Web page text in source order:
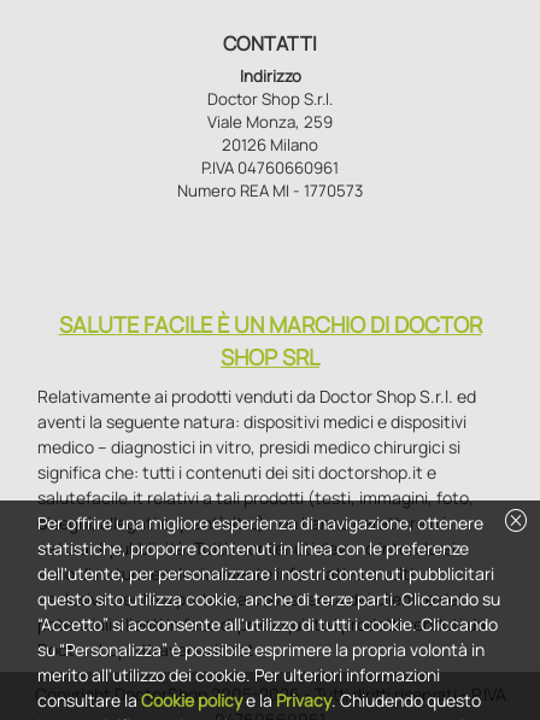
CONTATTI
Indirizzo
Doctor Shop S.r.l.
Viale Monza, 259
20126 Milano
P.IVA 04760660961
Numero REA MI - 1770573
SALUTE FACILE È UN MARCHIO DI DOCTOR
SHOP SRL
Relativamente ai prodotti venduti da Doctor Shop S.r.l. ed
aventi la seguente natura: dispositivi medici e dispositivi
medico – diagnostici in vitro, presidi medico chirurgici si
significa che: tutti i contenuti dei siti doctorshop.it e
salutefacile.it relativi a tali prodotti (testi, immagini, foto,
disegni, allegati e quant’altro) non hanno carattere né
natura di pubblicità. Tutti i contenuti devono intendersi e
sono di natura esclusivamente informativa e volti
esclusivamente a portare a conoscenza dei clienti e dei
potenziali clienti in fase di preacquisto i prodotti venduti da
Doctorshop attraverso la rete.
Copyright DoctorShop 2005-2026 - Tutti diritti riservati - P.IVA
cancel
Per offrire una migliore esperienza di navigazione, ottenere
statistiche, proporre contenuti in linea con le preferenze
dell'utente, per personalizzare i nostri contenuti pubblicitari
questo sito utilizza cookie, anche di terze parti. Cliccando su
“Accetto” si acconsente all'utilizzo di tutti i cookie. Cliccando
su “Personalizza” è possibile esprimere la propria volontà in
merito all'utilizzo dei cookie. Per ulteriori informazioni
consultare la Cookie policye la Privacy. Chiudendo questo